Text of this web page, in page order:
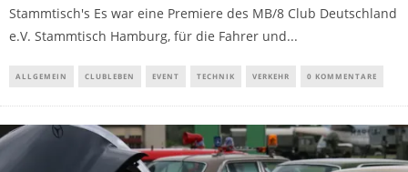
Stammtisch's Es war eine Premiere des MB/8 Club Deutschland
e.V. Stammtisch Hamburg, für die Fahrer und...
ALLGEMEIN CLUBLEBEN EVENT TECHNIK VERKEHR 0 KOMMENTARE